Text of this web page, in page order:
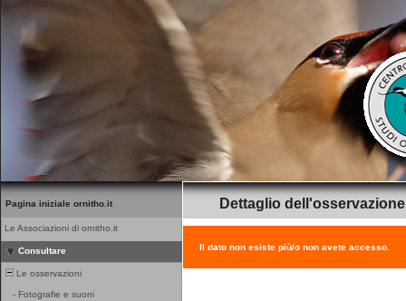
Pagina iniziale ornitho.it
Le Associazioni di ornitho.it
Consultare
Le osservazioni
- Fotografie e suoni
Dettaglio dell'osservazione
Il dato non esiste più/o non avete accesso.